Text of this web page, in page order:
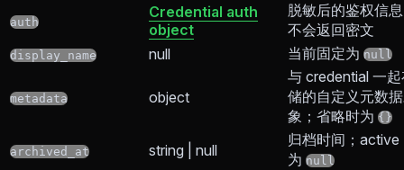
auth
Credential auth
object
脱敏后的鉴权信
不会返回密文
display_name null 当前固定为 null
metadata object
与 credential 一
储的自定义元数
象；省略时为 {}
archived_at string | null
归档时间；active
为 null